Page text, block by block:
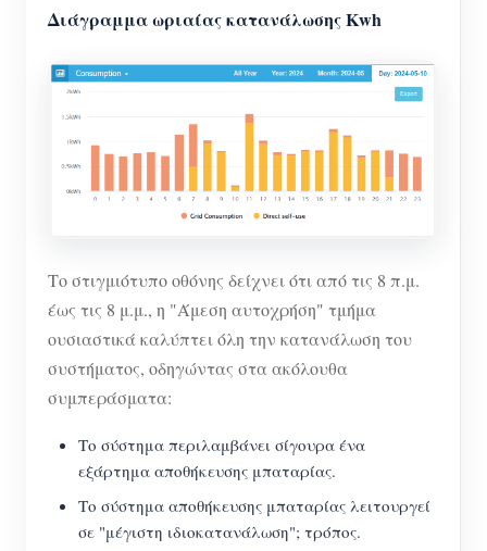
Διάγραμμα ωριαίας κατανάλωσης Kwh
Το στιγμιότυπο οθόνης δείχνει ότι από τις 8 π.μ.
έως τις 8 μ.μ., η "Άμεση αυτοχρήση" τμήμα
ουσιαστικά καλύπτει όλη την κατανάλωση του
συστήματος, οδηγώντας στα ακόλουθα
συμπεράσματα:
Το σύστημα περιλαμβάνει σίγουρα ένα
εξάρτημα αποθήκευσης μπαταρίας.
Το σύστημα αποθήκευσης μπαταρίας λειτουργεί
σε "μέγιστη ιδιοκατανάλωση"; τρόπος.